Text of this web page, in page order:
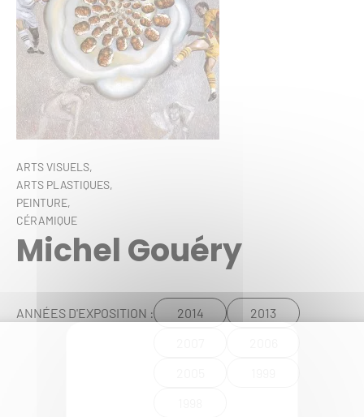
ARTS VISUELS,
ARTS PLASTIQUES,
PEINTURE,
CÉRAMIQUE
Michel Gouéry
ANNÉES D'EXPOSITION : 2014
2013